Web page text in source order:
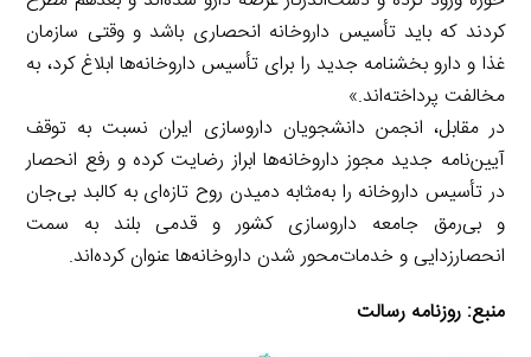
کردند که باید تأسیس داروخانه انحصاری باشد و وقتی سازمان
غذا و دارو بخشنامه جدید را برای تأسیس داروخانه‌ها ابلاغ کرد، به
مخالفت پرداخته‌اند.»
در مقابل، انجمن دانشجویان داروسازی ایران نسبت به توقف
آیین‌نامه جدید مجوز داروخانه‌ها ابراز رضایت کرده و رفع انحصار
در تأسیس داروخانه را به‌مثابه دمیدن روح تازه‌ای به کالبد بی‌جان
و بی‌رمق جامعه داروسازی کشور و قدمی بلند به سمت
انحصار‌زدایی و خدمات‌محور شدن داروخانه‌ها عنوان کرده‌اند.
منبع:روزنامه رسالت